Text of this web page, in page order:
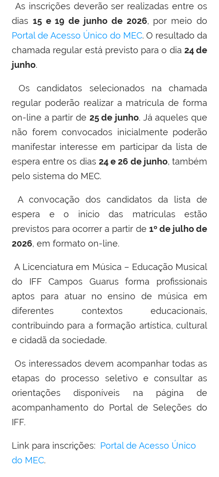
As inscrições deverão ser realizadas entre os
dias 15 e 19 de junho de 2026, por meio do
Portal de Acesso Único do MEC. O resultado da
chamada regular está previsto para o dia 24 de
junho.
Os candidatos selecionados na chamada
regular poderão realizar a matrícula de forma
on-line a partir de 25 de junho. Já aqueles que
não forem convocados inicialmente poderão
manifestar interesse em participar da lista de
espera entre os dias 24 e 26 de junho, também
pelo sistema do MEC.
A convocação dos candidatos da lista de
espera e o início das matrículas estão
previstos para ocorrer a partir de 1º de julho de
2026, em formato on-line.
A Licenciatura em Música – Educação Musical
do IFF Campos Guarus forma profissionais
aptos para atuar no ensino de música em
diferentes contextos educacionais,
contribuindo para a formação artística, cultural
e cidadã da sociedade.
Os interessados devem acompanhar todas as
etapas do processo seletivo e consultar as
orientações disponíveis na página de
acompanhamento do Portal de Seleções do
IFF.
Link para inscrições: Portal de Acesso Único
do MEC.